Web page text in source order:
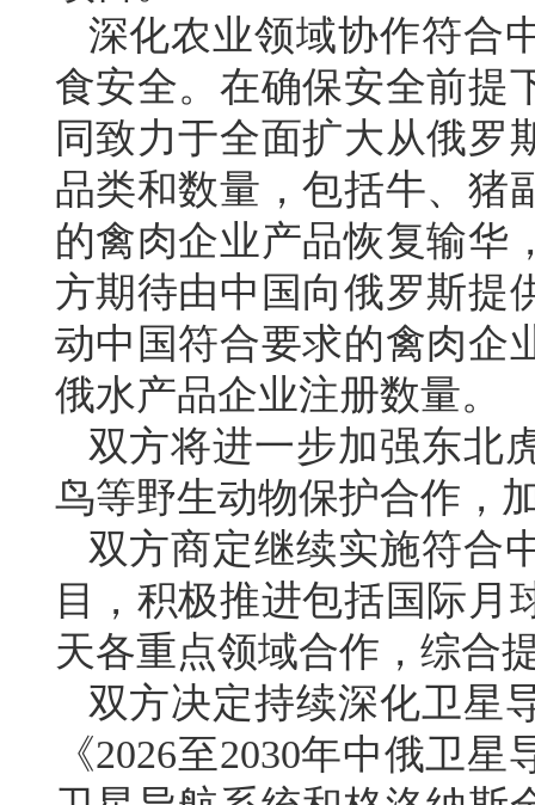
深化农业领域协作符合
食安全。在确保安全前提
同致力于全面扩大从俄罗
品类和数量，包括牛、猪
的禽肉企业产品恢复输华
方期待由中国向俄罗斯提
动中国符合要求的禽肉企
俄水产品企业注册数量。
双方将进一步加强东北
鸟等野生动物保护合作，
双方商定继续实施符合
目，积极推进包括国际月
天各重点领域合作，综合
双方决定持续深化卫星
《2026至2030年中俄卫